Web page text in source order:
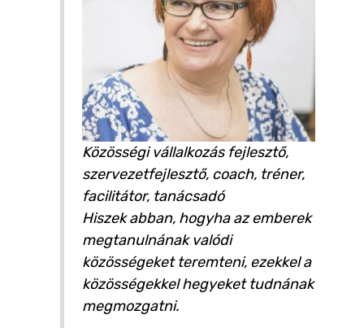
Közösségi vállalkozás fejlesztő,
szervezetfejlesztő, coach, tréner,
facilitátor, tanácsadó
Hiszek abban, hogyha az emberek
megtanulnának valódi
közösségeket teremteni, ezekkel a
közösségekkel hegyeket tudnának
megmozgatni.